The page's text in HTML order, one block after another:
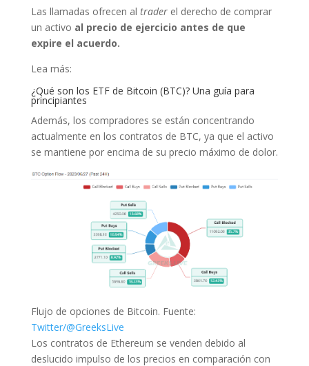
Las llamadas ofrecen al traderel derecho de comprar
un activo al precio de ejercicio antes de que
expire el acuerdo.
Lea más:
¿Qué son los ETF de Bitcoin (BTC)? Una guía para
principiantes
Además, los compradores se están concentrando
actualmente en los contratos de BTC, ya que el activo
se mantiene por encima de su precio máximo de dolor.
Flujo de opciones de Bitcoin. Fuente:
Twitter/@GreeksLive
Los contratos de Ethereum se venden debido al
deslucido impulso de los precios en comparación con